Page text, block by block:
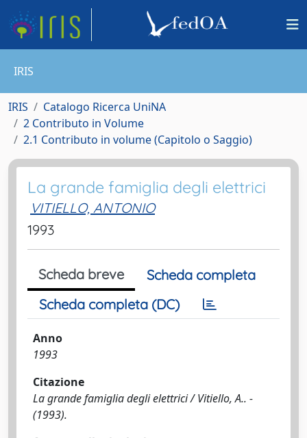
IRIS
IRIS
Catalogo Ricerca UniNA
2 Contributo in Volume
2.1 Contributo in volume (Capitolo o Saggio)
La grande famiglia degli elettrici
VITIELLO, ANTONIO
1993
Scheda breve
Scheda completa
Scheda completa (DC)
Anno
1993
Citazione
La grande famiglia degli elettrici / Vitiello, A.. -
(1993).